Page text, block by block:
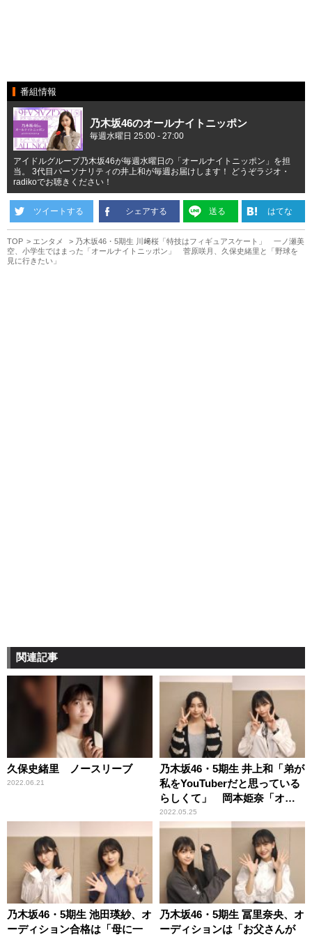
番組情報
乃木坂46のオールナイトニッポン
毎週水曜日 25:00 - 27:00
アイドルグループ乃木坂46が毎週水曜日の「オールナイトニッポン」を担
当。 3代目パーソナリティの井上和が毎週お届けします！ どうぞラジオ・
radikoでお聴きください！
ツイートする シェアする 送る はてな
TOP エンタメ
乃木坂46・5期生 川﨑桜「特技はフィギュアスケート」 一ノ瀬美
空、小学生ではまった「オールナイトニッポン」 菅原咲月、久保史緒里と「野球を
見に行きたい」
関連記事
久保史緒里 ノースリーブ
2022.06.21
乃木坂46・5期生 井上和「弟が
私をYouTuberだと思っている
らしくて」 岡本姫奈「オー
ディション中、心が折れて帰
ろうとして（笑）」
2022.05.25
乃木坂46・5期生 池田瑛紗、オ
ーディション合格は「母に一
乃木坂46・5期生 冨里奈央、オ
ーディションは「お父さんが